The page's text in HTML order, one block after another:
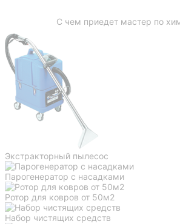
C чем приедет мастер по
Экстракторный пылесос
Парогенератор с насадками
Ротор для ковров от 50м2
Набор чистящих средств